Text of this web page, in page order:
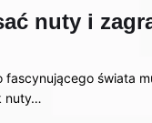
nuty i
świata
nuty…